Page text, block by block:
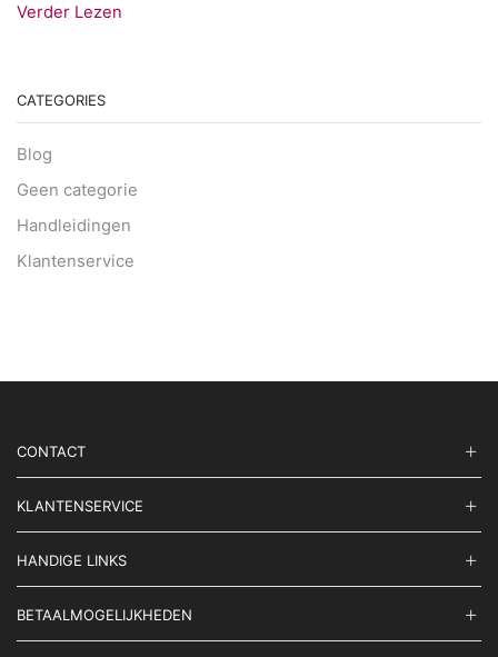
Verder Lezen
CATEGORIES
Blog
Geen categorie
Handleidingen
Klantenservice
CONTACT
KLANTENSERVICE
HANDIGE LINKS
BETAALMOGELIJKHEDEN